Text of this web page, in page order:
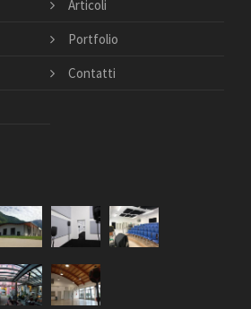
Articoli
Portfolio
Contatti